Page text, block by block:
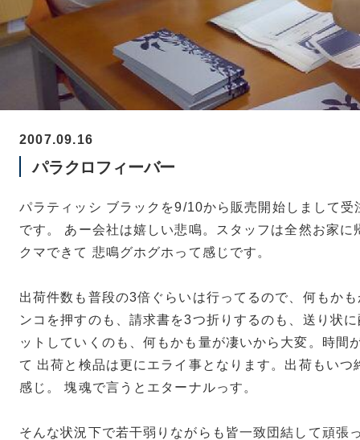
2007.09.16
パラクロフィーバー
パラティッシ ブラックを9/10から販売開始しまして受
です。 あー会社は嬉しい悲鳴。スタッフは全然お家に
クマできて 悲鳴グホグホって感じです。
出荷件数も普段の3倍ぐらいは行ってるので、何もか
ンコを押すのも、請求書を3つ折りするのも、送り状
ットしていくのも、何もかも量が凄いから大変。時間
て 出荷と検品は更にエライ事となります。出荷もいつ
感じ。 塊魂で言うとエターナルっす。
そんな状況下で若干弱りながらも皆一致団結して頑張